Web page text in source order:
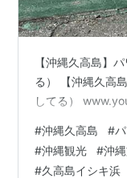
【沖縄久高島】
る） 【沖縄久高
してる）
#沖縄久高島 #
#沖縄観光 #沖
#久高島イシキ浜